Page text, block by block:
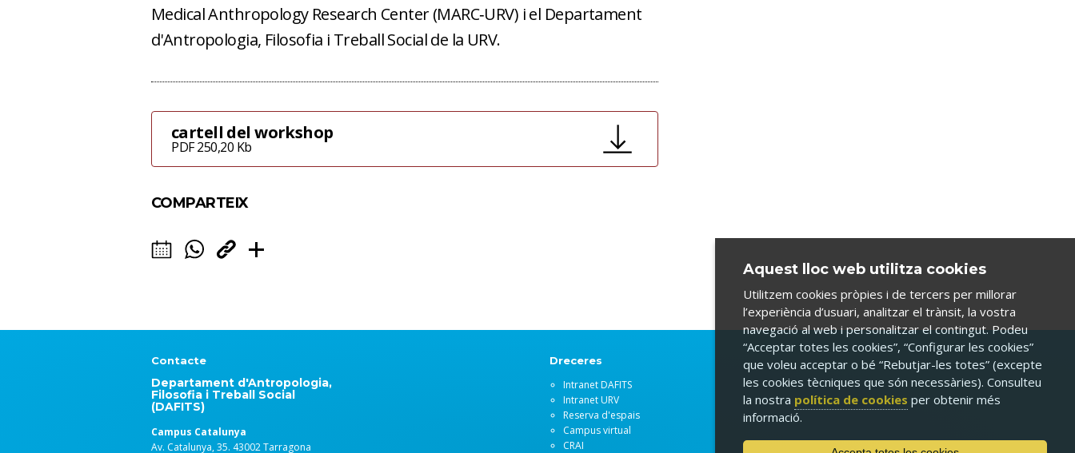
Medical Anthropology Research Center (MARC‑URV) i el Departament
d'Antropologia, Filosofia i Treball Social de la URV.
cartell del workshop
PDF 250,20 Kb
COMPARTEIX
Contacte
Departament d'Antropologia,
Filosofia i Treball Social
(DAFITS)
Campus Catalunya
Av. Catalunya, 35. 43002 Tarragona
Dreceres
Intranet DAFITS
Intranet URV
Reserva d'espais
Campus virtual
CRAI
Aquest lloc web utilitza cookies
Utilitzem cookies pròpies i de tercers per millorar
l’experiència d’usuari, analitzar el trànsit, la vostra
navegació al web i personalitzar el contingut. Podeu
“Acceptar totes les cookies”, “Configurar les cookies”
que voleu acceptar o bé “Rebutjar-les totes” (excepte
les cookies tècniques que són necessàries). Consulteu
la nostra política de cookies per obtenir més
informació.